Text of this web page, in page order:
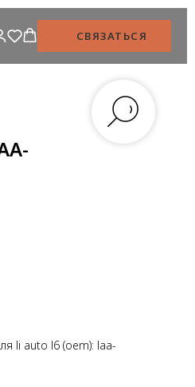
СВЯЗАТЬСЯ
li auto l6 (oem): laa-